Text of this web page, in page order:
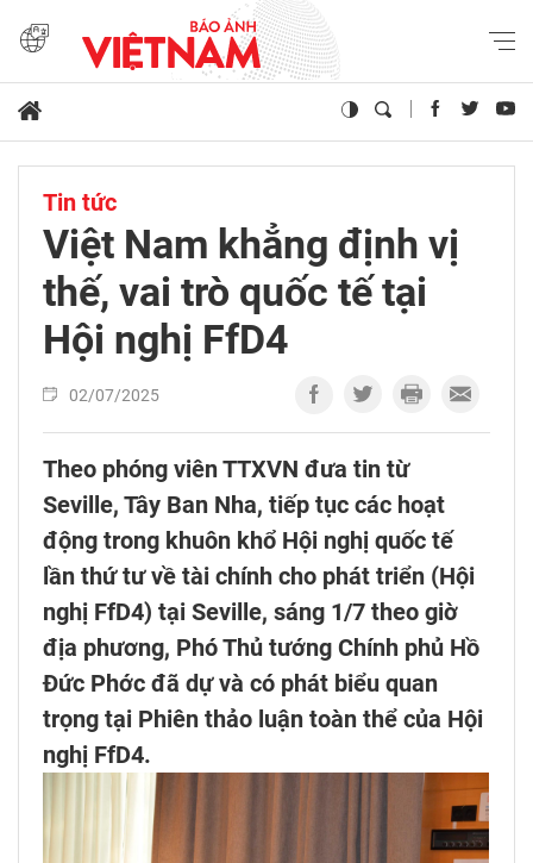
Tin tức
Việt Nam khẳng định vị
thế, vai trò quốc tế tại
Hội nghị FfD4
02/07/2025
Theo phóng viên TTXVN đưa tin từ
Seville, Tây Ban Nha, tiếp tục các hoạt
động trong khuôn khổ Hội nghị quốc tế
lần thứ tư về tài chính cho phát triển (Hội
nghị FfD4) tại Seville, sáng 1/7 theo giờ
địa phương, Phó Thủ tướng Chính phủ Hồ
Đức Phớc đã dự và có phát biểu quan
trọng tại Phiên thảo luận toàn thể của Hội
nghị FfD4.